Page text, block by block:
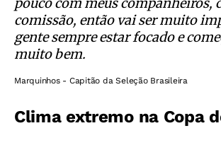
pouco com meus companheiros,
comissão, então vai ser muito
gente sempre estar focado e
muito bem.
Marquinhos - Capitão da Seleção Brasileira
Clima extremo na Copa